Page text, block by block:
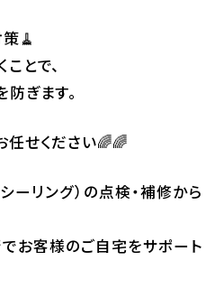
🧹
とで、
ぎます。
任せください🌈🌈
ーリング）の点検・補修から
お客様のご自宅をサポート